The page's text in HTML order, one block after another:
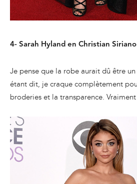
4- Sarah Hyland en Christian Siriano
Je pense que la robe aurait dû être
étant dit, je craque complètement
broderies et la transparence.